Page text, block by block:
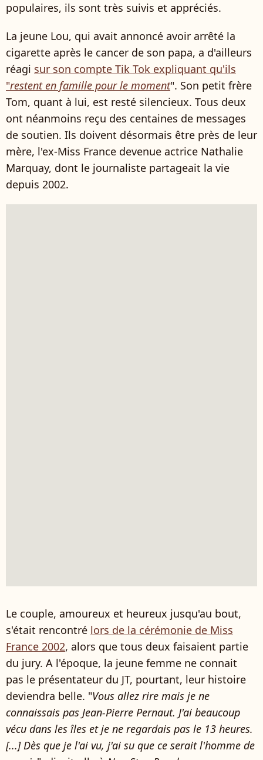
populaires, ils sont très suivis et appréciés.
La jeune Lou, qui avait annoncé avoir arrêté la
cigarette après le cancer de son papa, a d'ailleurs
réagi sur son compte Tik Tok expliquant qu'ils
"restent en famille pour le moment". Son petit frère
Tom, quant à lui, est resté silencieux. Tous deux
ont néanmoins reçu des centaines de messages
de soutien. Ils doivent désormais être près de leur
mère, l'ex-Miss France devenue actrice Nathalie
Marquay, dont le journaliste partageait la vie
depuis 2002.
Le couple, amoureux et heureux jusqu'au bout,
s'était rencontré lors de la cérémonie de Miss
France 2002, alors que tous deux faisaient partie
du jury. A l'époque, la jeune femme ne connait
pas le présentateur du JT, pourtant, leur histoire
deviendra belle. "Vous allez rire mais je ne
connaissais pas Jean-Pierre Pernaut. J'ai beaucoup
vécu dans les îles et je ne regardais pas le 13 heures.
[...] Dès que je l'ai vu, j'ai su que ce serait l'homme de